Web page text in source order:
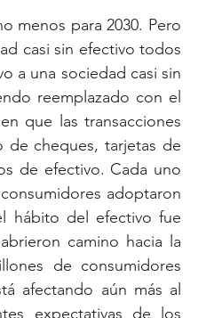
menos para 2030. Pero
casi sin efectivo todos
a una sociedad casi sin
reemplazado con el
que las transacciones
de cheques, tarjetas de
de efectivo. Cada uno
adoptaron
hábito del efectivo fue
camino hacia la
de consumidores
afectando aún más al
expectativas de los